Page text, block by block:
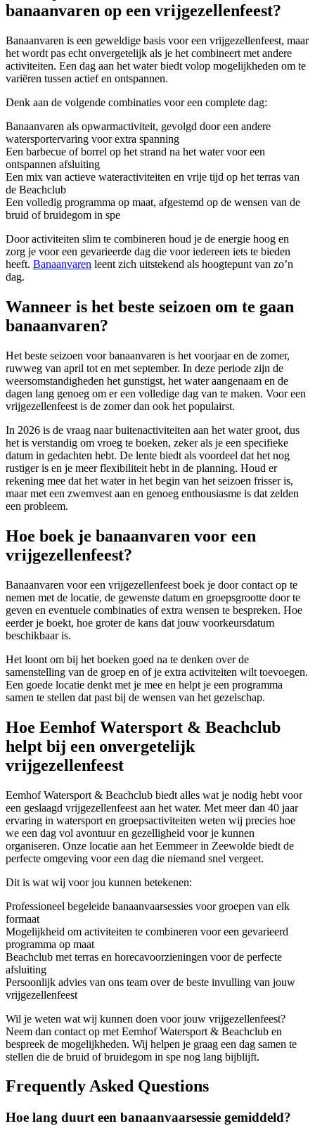
banaanvaren op een vrijgezellenfeest?
Banaanvaren is een geweldige basis voor een vrijgezellenfeest, maar
het wordt pas echt onvergetelijk als je het combineert met andere
activiteiten. Een dag aan het water biedt volop mogelijkheden om te
variëren tussen actief en ontspannen.
Denk aan de volgende combinaties voor een complete dag:
Banaanvaren als opwarmactiviteit, gevolgd door een andere
watersportervaring voor extra spanning
Een barbecue of borrel op het strand na het water voor een
ontspannen afsluiting
Een mix van actieve wateractiviteiten en vrije tijd op het terras van
de Beachclub
Een volledig programma op maat, afgestemd op de wensen van de
bruid of bruidegom in spe
Door activiteiten slim te combineren houd je de energie hoog en
zorg je voor een gevarieerde dag die voor iedereen iets te bieden
heeft. Banaanvaren leent zich uitstekend als hoogtepunt van zo’n
dag.
Wanneer is het beste seizoen om te gaan
banaanvaren?
Het beste seizoen voor banaanvaren is het voorjaar en de zomer,
ruwweg van april tot en met september. In deze periode zijn de
weersomstandigheden het gunstigst, het water aangenaam en de
dagen lang genoeg om er een volledige dag van te maken. Voor een
vrijgezellenfeest is de zomer dan ook het populairst.
In 2026 is de vraag naar buitenactiviteiten aan het water groot, dus
het is verstandig om vroeg te boeken, zeker als je een specifieke
datum in gedachten hebt. De lente biedt als voordeel dat het nog
rustiger is en je meer flexibiliteit hebt in de planning. Houd er
rekening mee dat het water in het begin van het seizoen frisser is,
maar met een zwemvest aan en genoeg enthousiasme is dat zelden
een probleem.
Hoe boek je banaanvaren voor een
vrijgezellenfeest?
Banaanvaren voor een vrijgezellenfeest boek je door contact op te
nemen met de locatie, de gewenste datum en groepsgrootte door te
geven en eventuele combinaties of extra wensen te bespreken. Hoe
eerder je boekt, hoe groter de kans dat jouw voorkeursdatum
beschikbaar is.
Het loont om bij het boeken goed na te denken over de
samenstelling van de groep en of je extra activiteiten wilt toevoegen.
Een goede locatie denkt met je mee en helpt je een programma
samen te stellen dat past bij de wensen van het gezelschap.
Hoe Eemhof Watersport & Beachclub
helpt bij een onvergetelijk
vrijgezellenfeest
Eemhof Watersport & Beachclub biedt alles wat je nodig hebt voor
een geslaagd vrijgezellenfeest aan het water. Met meer dan 40 jaar
ervaring in watersport en groepsactiviteiten weten wij precies hoe
we een dag vol avontuur en gezelligheid voor je kunnen
organiseren. Onze locatie aan het Eemmeer in Zeewolde biedt de
perfecte omgeving voor een dag die niemand snel vergeet.
Dit is wat wij voor jou kunnen betekenen:
Professioneel begeleide banaanvaarsessies voor groepen van elk
formaat
Mogelijkheid om activiteiten te combineren voor een gevarieerd
programma op maat
Beachclub met terras en horecavoorzieningen voor de perfecte
afsluiting
Persoonlijk advies van ons team over de beste invulling van jouw
vrijgezellenfeest
Wil je weten wat wij kunnen doen voor jouw vrijgezellenfeest?
Neem dan contact op met Eemhof Watersport & Beachclub en
bespreek de mogelijkheden. Wij helpen je graag een dag samen te
stellen die de bruid of bruidegom in spe nog lang bijblijft.
Frequently Asked Questions
Hoe lang duurt een banaanvaarsessie gemiddeld?